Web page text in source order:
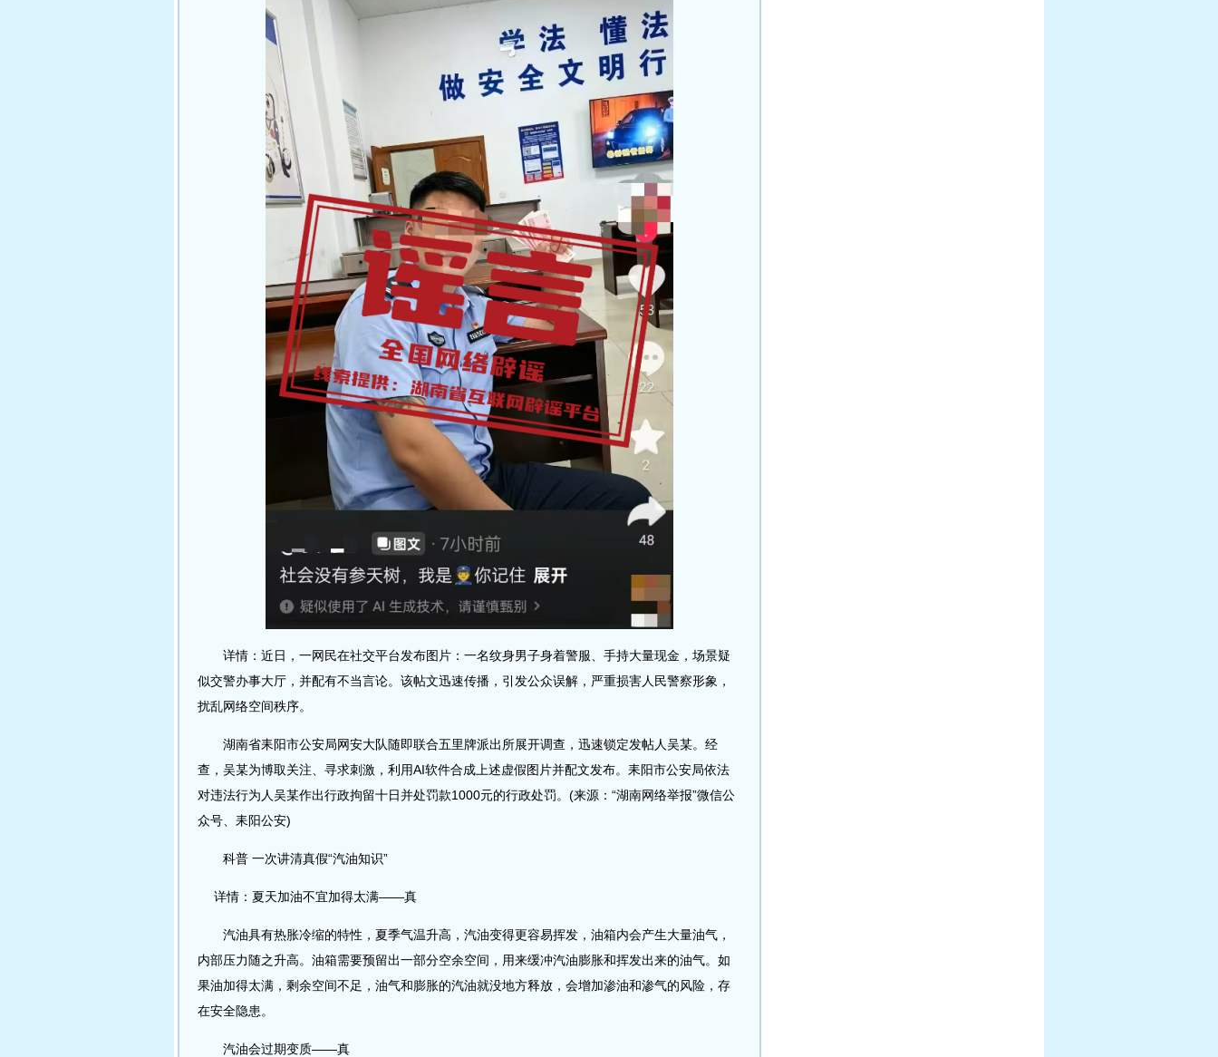
详情：近日，一网民在社交平台发布图片：一名纹身男子身着警服、手持大量现金，场景疑
似交警办事大厅，并配有不当言论。该帖文迅速传播，引发公众误解，严重损害人民警察形象，
扰乱网络空间秩序。
湖南省耒阳市公安局网安大队随即联合五里牌派出所展开调查，迅速锁定发帖人吴某。经
查，吴某为博取关注、寻求刺激，利用AI软件合成上述虚假图片并配文发布。耒阳市公安局依法
对违法行为人吴某作出行政拘留十日并处罚款1000元的行政处罚。(来源：“湖南网络举报”微信公
众号、耒阳公安)
科普 一次讲清真假“汽油知识”
详情：夏天加油不宜加得太满——真
汽油具有热胀冷缩的特性，夏季气温升高，汽油变得更容易挥发，油箱内会产生大量油气，
内部压力随之升高。油箱需要预留出一部分空余空间，用来缓冲汽油膨胀和挥发出来的油气。如
果油加得太满，剩余空间不足，油气和膨胀的汽油就没地方释放，会增加渗油和渗气的风险，存
在安全隐患。
汽油会过期变质——真